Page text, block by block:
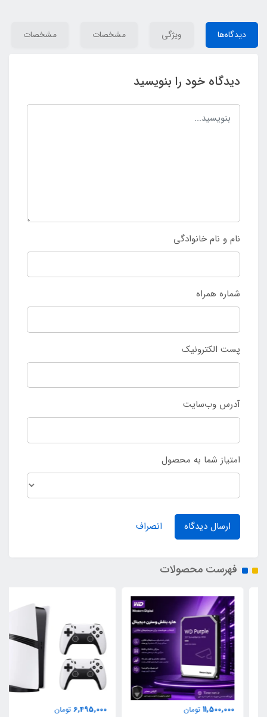
دیدگاه‌ها ویژگی مشخصات مشخصات
دیدگاه خود را بنویسید
نام و نام خانوادگی
شماره همراه
پست الکترونیک
آدرس وب‌سایت
امتیاز شما به محصول
ارسال دیدگاه انصراف
فهرست محصولات
11,500,000 تومان
6,495,000 تومان